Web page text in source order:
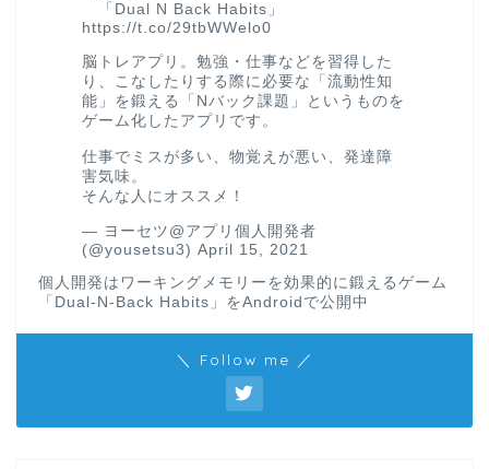
「Dual N Back Habits」
https://t.co/29tbWWelo0
脳トレアプリ。勉強・仕事などを習得した
り、こなしたりする際に必要な「流動性知
能」を鍛える「Nバック課題」というものを
ゲーム化したアプリです。
仕事でミスが多い、物覚えが悪い、発達障
害気味。
そんな人にオススメ！
— ヨーセツ@アプリ個人開発者
(@yousetsu3) April 15, 2021
個人開発はワーキングメモリーを効果的に鍛えるゲーム
「Dual-N-Back Habits」をAndroidで公開中
＼ Follow me ／